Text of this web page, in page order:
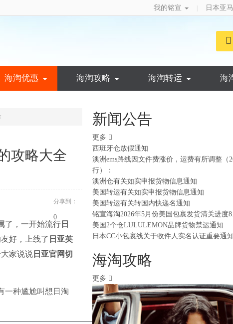
我的铭宣 日本亚
海淘优惠 海淘攻略 海淘转运 海
攻略大全
分享到：
0
了，一开始流行 日
好，上线了 日亚英
家说说 日亚官网切
一种尴尬叫想日淘
新闻公告
更多
西班牙仓放假通知
澳洲ems路线因文件费涨价，运费有所调整（
行）：
澳洲仓有关如实申报货物信息通知
美国转运有关如实申报货物信息通知
美国转运有关转国内快递名通知
铭宣海淘2026年5月份美国包裹发货清关进度
美国2个仓LULULEMON品牌货物禁运通知
日本CC小包裹线关于收件人实名认证重要通知
海淘攻略
更多